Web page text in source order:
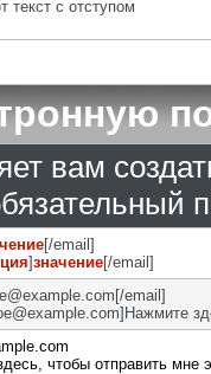
текст с отступом
вам
[/email]
]значение[/email]
email]
чтобы отправить мне